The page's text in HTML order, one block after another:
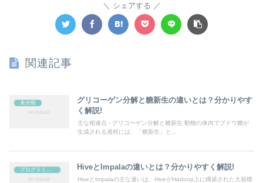
シェアする
関連記事
未分類
グリコーゲン分解と糖新生の違いとは？分かりやす
く解説!
主な相違点 - グリコーゲン分解と糖新生 動物の体内でブドウ糖が
生成される過程には、「糖新生」と...
プログラミング HiveとImpalaの違いとは？分かりやすく解説!
HiveとImpalaの主な違いは、HiveがHadoop上に構築された大規模